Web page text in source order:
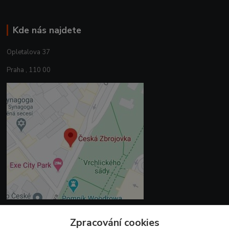
Kde nás najdete
Opletalova 37
Praha , 110 00
Zpracování cookies